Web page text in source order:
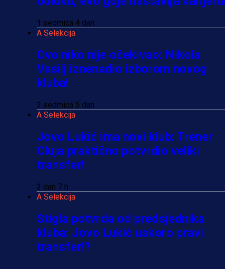
1 sedmica 4 dan
A Selekcija
Ovo niko nije očekivao: Nikola
Vasilj iznenadio izborom novog
kluba!
3 sedmica 5 dan
A Selekcija
Jovo Lukić ima novi klub: Trener
Cluja praktično potvrdio veliki
transfer!
3 dan 7 h
A Selekcija
Stigla potvrda od predsjednika
kluba: Jovo Lukić uskoro pravi
transfer!?